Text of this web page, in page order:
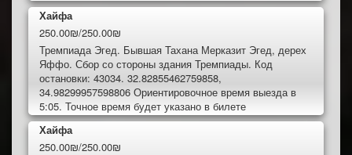
Хайфа
250.00₪/250.00₪
Тремпиада Эгед. Бывшая Тахана Мерказит Эгед, дерех
Яффо. Сбор со стороны здания Тремпиады. Код
остановки: 43034. 32.82855462759858,
34.98299957598806 Ориентировочное время выезда в
5:05. Точное время будет указано в билете
Хайфа
250.00₪/250.00₪